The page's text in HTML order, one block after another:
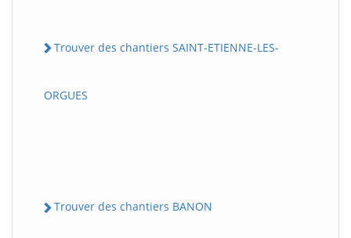
Trouver des chantiers SAINT-ETIENNE-LES-
ORGUES
Trouver des chantiers BANON